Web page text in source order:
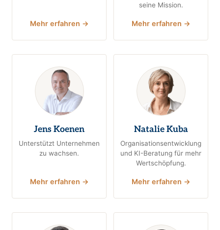
Mehr erfahren →
seine Mission.
Mehr erfahren →
Jens Koenen
Unterstützt Unternehmen
zu wachsen.
Mehr erfahren →
Natalie Kuba
Organisationsentwicklung
und KI-Beratung für mehr
Wertschöpfung.
Mehr erfahren →